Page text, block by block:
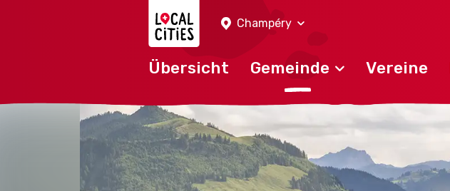
Champéry
Übersicht Gemeinde Vereine